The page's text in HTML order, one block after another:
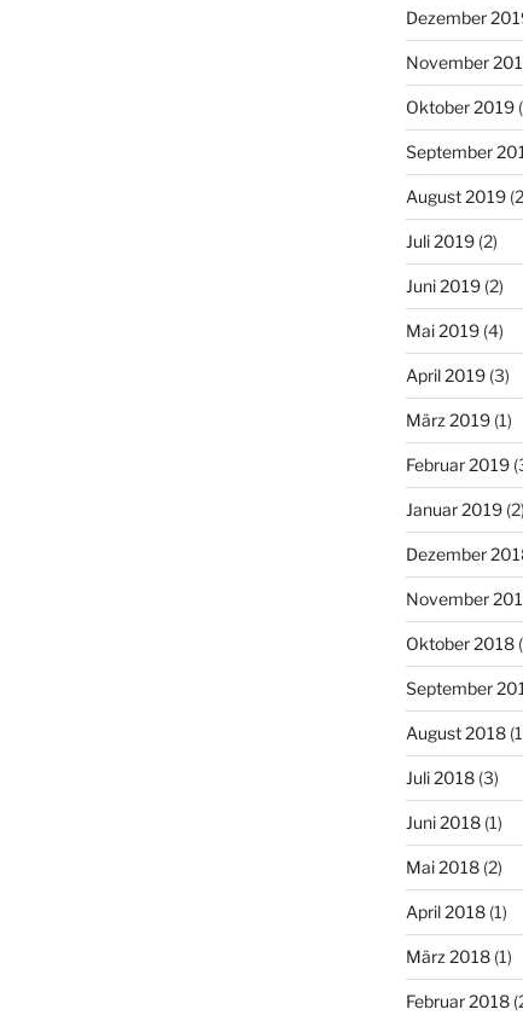
Dezember
November
Oktober 2019
September
August 2019
Juli 2019(2)
Juni 2019(2)
Mai 2019(4)
April 2019(3)
März 2019(1)
Februar 2019
Januar 2019(2)
Dezember
November
Oktober 2018
September
August 2018
Juli 2018(3)
Juni 2018(1)
Mai 2018(2)
April 2018(1)
März 2018(1)
Februar 2018